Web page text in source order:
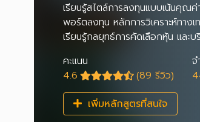
เรียนรู้สไตล์การลงทุนแบบเน้นคุณค่
พอร์ตลงทุน หลักการวิเคราะห์ทาง
เรียนรู้กลยุทธ์การคัดเลือกหุ้น และบ
คะแนน
4.6
(89 รีวิว)
จ
เพิ่มหลักสูตรที่สนใจ